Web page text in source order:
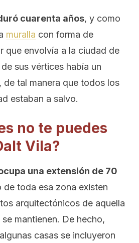
cuarenta años, y como
muralla con forma de
que envolvía a la ciudad de
sus vértices había un
de tal manera que todos los
estaban a salvo.
no te puedes
Vila?
una extensión de 70
de toda esa zona existen
arquitectónicos de aquella
mantienen. De hecho,
casas se incluyeron